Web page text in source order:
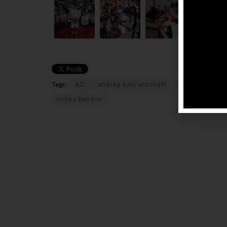
Tags: ACI andrea kimi antonelli
trofeo bandini